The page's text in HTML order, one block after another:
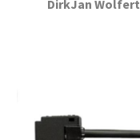
DirkJan Wolfert